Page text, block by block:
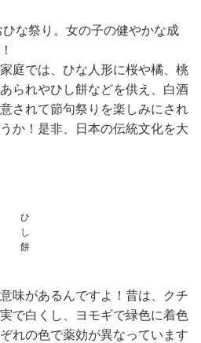
な祭り。女の子の健やかな成
庭では、ひな人形に桜や橘、桃
られやひし餅などを供え、白酒
されて節句祭りを楽しみにされ
か！是非、日本の伝統文化を大
ひ
し
餅
味があるんですよ！昔は、クチ
で白くし、ヨモギで緑色に着色
れの色で薬効が異なっています